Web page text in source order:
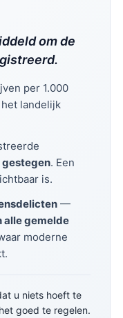
om de
per 1.000
landelijk
gestegen. Een
is.
—
alle gemelde
moderne
u niets hoeft te
goed te regelen.